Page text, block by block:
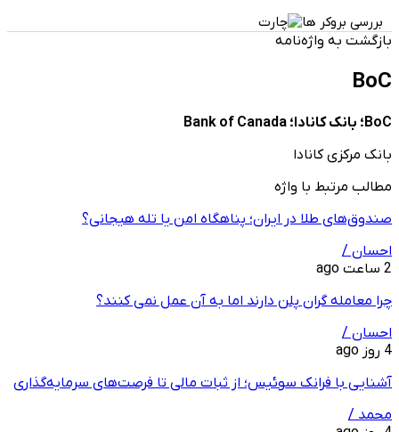
بررسی بروکر ها
بازگشت به واژه‌نامه
BoC
BoC؛ بانک کانادا؛ Bank of Canada
بانک مرکزی کانادا
مطالب مرتبط با واژه
صندوق‌های طلا در ایران؛ پناهگاه امن یا تله هیجانی؟
احسان /
2 ساعت ago
چرا معامله ‌گران پلن دارند اما به آن عمل نمی ‌کنند؟
احسان /
4 روز ago
آشنایی با فرانک سوئیس؛ از ثبات مالی تا فرصت‌های سرمایه‌گذاری
محمد /